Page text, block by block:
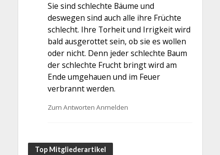
Sie sind schlechte Bäume und
deswegen sind auch alle ihre Früchte
schlecht. Ihre Torheit und Irrigkeit wird
bald ausgerottet sein, ob sie es wollen
oder nicht. Denn jeder schlechte Baum
der schlechte Frucht bringt wird am
Ende umgehauen und im Feuer
verbrannt werden.
Zum Antworten Anmelden
Top Mitgliederartikel